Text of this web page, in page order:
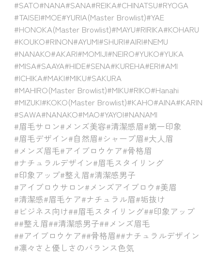
#SATO#NANA#SANA#REIKA#CHINATSU#RYOGA
#TAISEI#MOE#YURIA(Master Browlist)#YAE
#HONOKA(Master Browlist)#MAYU#RIRIKA#KOHARU
#KOUKO#RINON#AYUMI#SHURI#AIRI#NEMU
#NANAKO#AKARI#MOMIJI#NEIRO#YUKO#YUKA
#MISA#SAAYA#HIDE#SENA#KUREHA#ERI#AMI
#ICHIKA#MAKI#MIKU#SAKURA
#MAHIRO(Master Browlist)#MIKU#RIKO#Hanahi
#MIZUKI#KOKO(Master Browlist)#KAHO#AINA#KARIN
#SAWA#NANAKO#MAO#YAYOI#NANAMI
#眉毛サロン#メンズ美容#清潔感眉#第一印象
#眉毛デザイン#自然眉#シャープ眉#大人眉
#メンズ眉毛#アイブロウケア#骨格眉
#ナチュラルデザイン#眉毛スタイリング
#印象アップ#整え眉#清潔感男子
#アイブロウサロン#メンズアイブロウ #美眉
#清潔感#眉毛ケア#ナチュラル眉#垢抜け
#ビジネス向け##眉毛スタイリング##印象アップ
##整え眉##清潔感男子##メンズ眉毛
##アイブロウケア##骨格眉##ナチュラルデザイン
#凛々さと優しさのバランス色気